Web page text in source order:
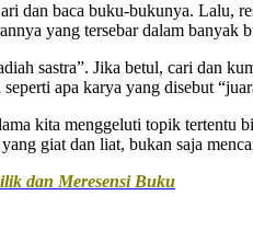
dan baca buku-bukunya. Lalu,
yang tersebar dalam banyak
sastra”. Jika betul, cari dan
apa karya yang disebut
kita menggeluti topik tertentu
giat dan liat, bukan saja
dan Meresensi Buku